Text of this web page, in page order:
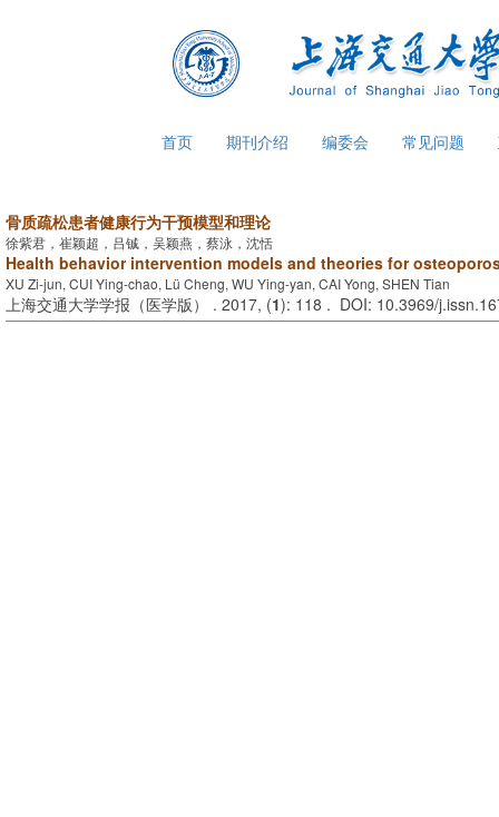
首页 期刊介绍 编委会 常见问题
骨质疏松患者健康行为干预模型和理论
徐紫君，崔颖超，吕铖，吴颖燕，蔡泳，沈恬
Health behavior intervention models and theories for
XU Zi-jun, CUI Ying-chao, Lü Cheng, WU Ying-yan, CAI Yong, SHEN Tian
上海交通大学学报（医学版） . 2017, (1): 118 . DOI: 10.3969/